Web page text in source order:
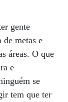
gente
de metas e
áreas. O que
e
se
tem que ter